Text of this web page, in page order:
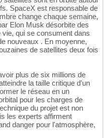
SpaceX est responsable de
change chaque semaine,
Elon Musk désorbite des
qui se consument dans
nouveaux . En moyenne,
de satellites deux fois
plus de six millions de
la taille critique d'un
le réseau en un
pour les charges de
du projet est non
les experts affirment
danger pour l'atmosphère,